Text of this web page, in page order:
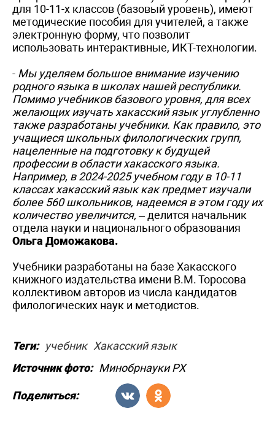
для 10-11-х классов (базовый уровень), имеют
методические пособия для учителей, а также
электронную форму, что позволит
использовать интерактивные, ИКТ-технологии.
- Мы уделяем большое внимание изучению
родного языка в школах нашей республики.
Помимо учебников базового уровня, для всех
желающих изучать хакасский язык углубленно
также разработаны учебники. Как правило, это
учащиеся школьных филологических групп,
нацеленные на подготовку к будущей
профессии в области хакасского языка.
Например, в 2024-2025 учебном году в 10-11
классах хакасский язык как предмет изучали
более 560 школьников, надеемся в этом году их
количество увеличится, – делится начальник
отдела науки и национального образования
Ольга Доможакова.
Учебники разработаны на базе Хакасского
книжного издательства имени В.М. Торосова
коллективом авторов из числа кандидатов
филологических наук и методистов.
Теги: учебник Хакасский язык
Источник фото: Минобрнауки РХ
Поделиться: